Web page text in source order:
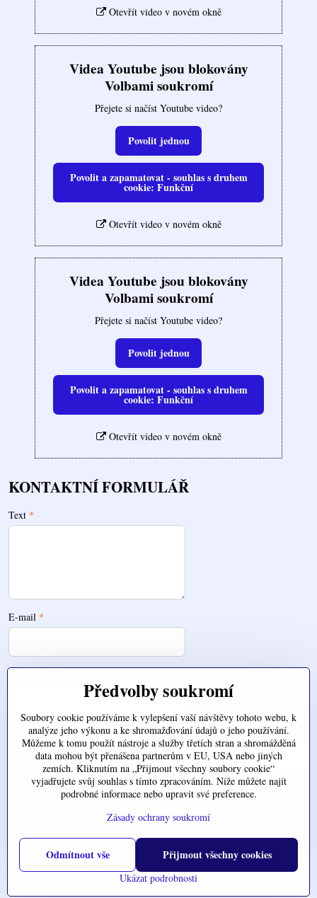
Otevřít video v novém okně
Videa Youtube jsou blokovány
Volbami soukromí
Přejete si načíst Youtube video?
Povolit jednou
Povolit a zapamatovat - souhlas s druhem
cookie: Funkční
Otevřít video v novém okně
Videa Youtube jsou blokovány
Volbami soukromí
Přejete si načíst Youtube video?
Povolit jednou
Povolit a zapamatovat - souhlas s druhem
cookie: Funkční
Otevřít video v novém okně
KONTAKTNÍ FORMULÁŘ
Text *
E-mail *
Zde nahrajte váš soubor
©2026CopyrightPředvolby soukromíZásady ochrany soukromí
Vytvořeno systémem:ByznysWeb.cz
Předvolby soukromí
Soubory cookie používáme k vylepšení vaší návštěvy tohoto webu, k
analýze jeho výkonu a ke shromažďování údajů o jeho používání.
Můžeme k tomu použít nástroje a služby třetích stran a shromážděná
data mohou být přenášena partnerům v EU, USA nebo jiných
zemích. Kliknutím na „Přijmout všechny soubory cookie“
vyjadřujete svůj souhlas s tímto zpracováním. Níže můžete najít
podrobné informace nebo upravit své preference.
Zásady ochrany soukromí
Ukázat podrobnosti
Přijmout všechny cookies
Odmítnout vše